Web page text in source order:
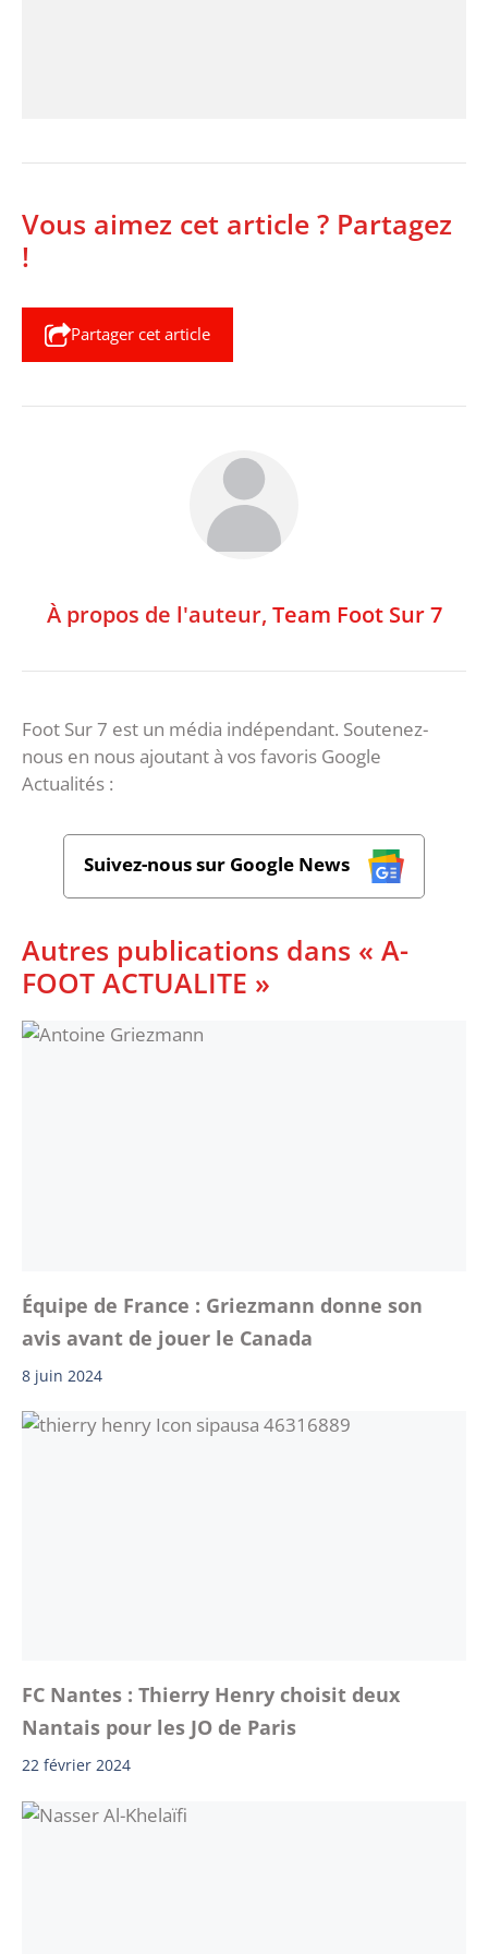
Vous aimez cet article ? Partagez
!
Partager cet article
À propos de l'auteur, Team Foot Sur 7
Foot Sur 7 est un média indépendant. Soutenez-
nous en nous ajoutant à vos favoris Google
Actualités :
Suivez-nous sur Google News
Autres publications dans « A-
FOOT ACTUALITE »
Équipe de France : Griezmann donne son
avis avant de jouer le Canada
8 juin 2024
FC Nantes : Thierry Henry choisit deux
Nantais pour les JO de Paris
22 février 2024